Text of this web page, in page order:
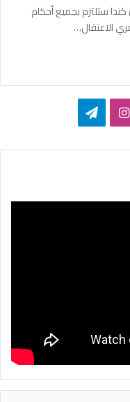
ستلتزم بجميع أحكام
الاعتقال…
انستقرامتيلقرام